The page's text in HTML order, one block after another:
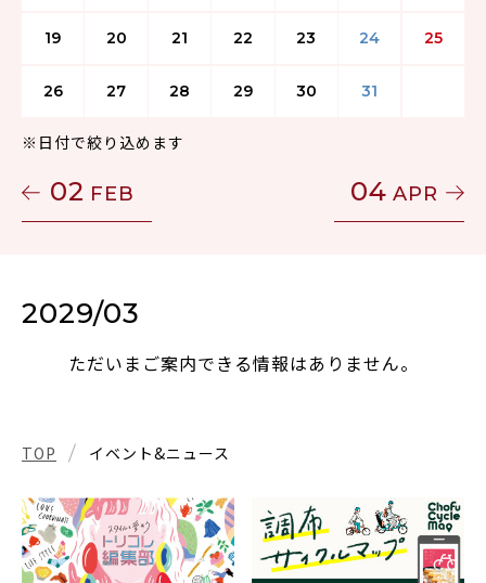
02 FEB
19 20 21 22 23 24 25
26 27 28 29 30 31
※日付で絞り込めます
04 APR
2029/03
ただいまご案内できる情報はありません。
TOP イベント&ニュース